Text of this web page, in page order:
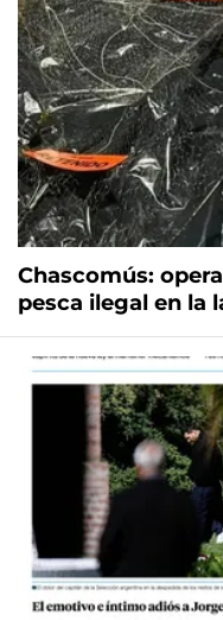
Chascomús:
pesca ilegal en la